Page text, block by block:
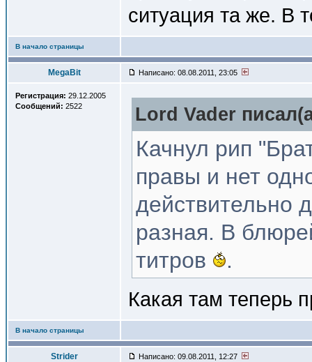
ситуация та же. В
В начало страницы
MegaBit Написано: 08.08.2011, 23:05
Регистрация: 29.12.2005
Сообщений: 2522 Lord Vader
Качнул рип
правы и нет
действительно
разная. В
титров
.
Какая там теперь
В начало страницы
Strider Написано: 09.08.2011, 12:27